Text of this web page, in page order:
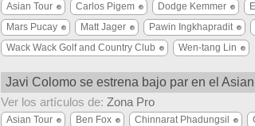
Asian Tour Carlos Pigem Dodge Kemmer
Mars Pucay
Matt Jager Pawin Ingkhapradit
Wack Wack Golf and Country Club
Wen-tang Lin
Javi Colomo se estrena bajo par en el
Ver los artículos de: Zona Pro
Asian Tour Ben Fox Chinnarat Phadungsil